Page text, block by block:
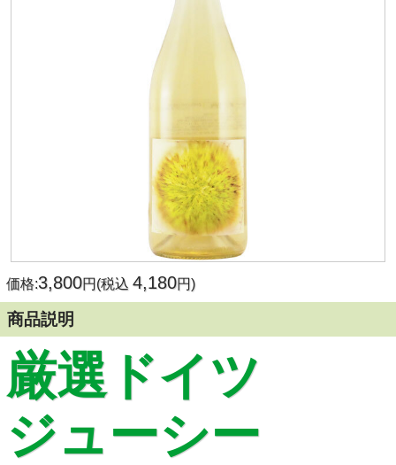
価格:3,800円(税込 4,180円)
商品説明
厳選ドイツ
ジューシー